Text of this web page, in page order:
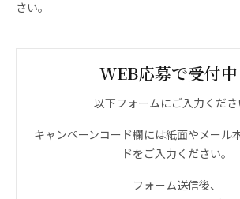
さい。
WEB応募で受付中
以下フォームにご入力くださ
キャンペーンコード欄には紙面やメール
ドをご入力ください。
フォーム送信後、